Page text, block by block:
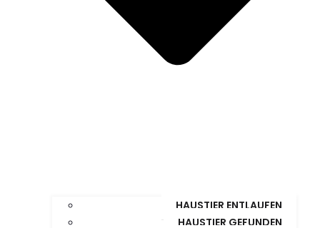
HAUSTIER ENTLAUFEN
HAUSTIER GEFUNDEN